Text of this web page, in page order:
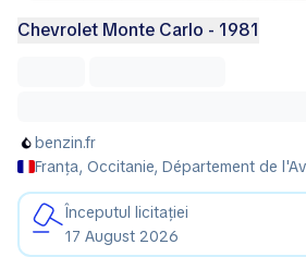
Chevrolet Monte Carlo - 1981
benzin.fr
Franța, Occitanie, Département de
Începutul licitației
17 August 2026